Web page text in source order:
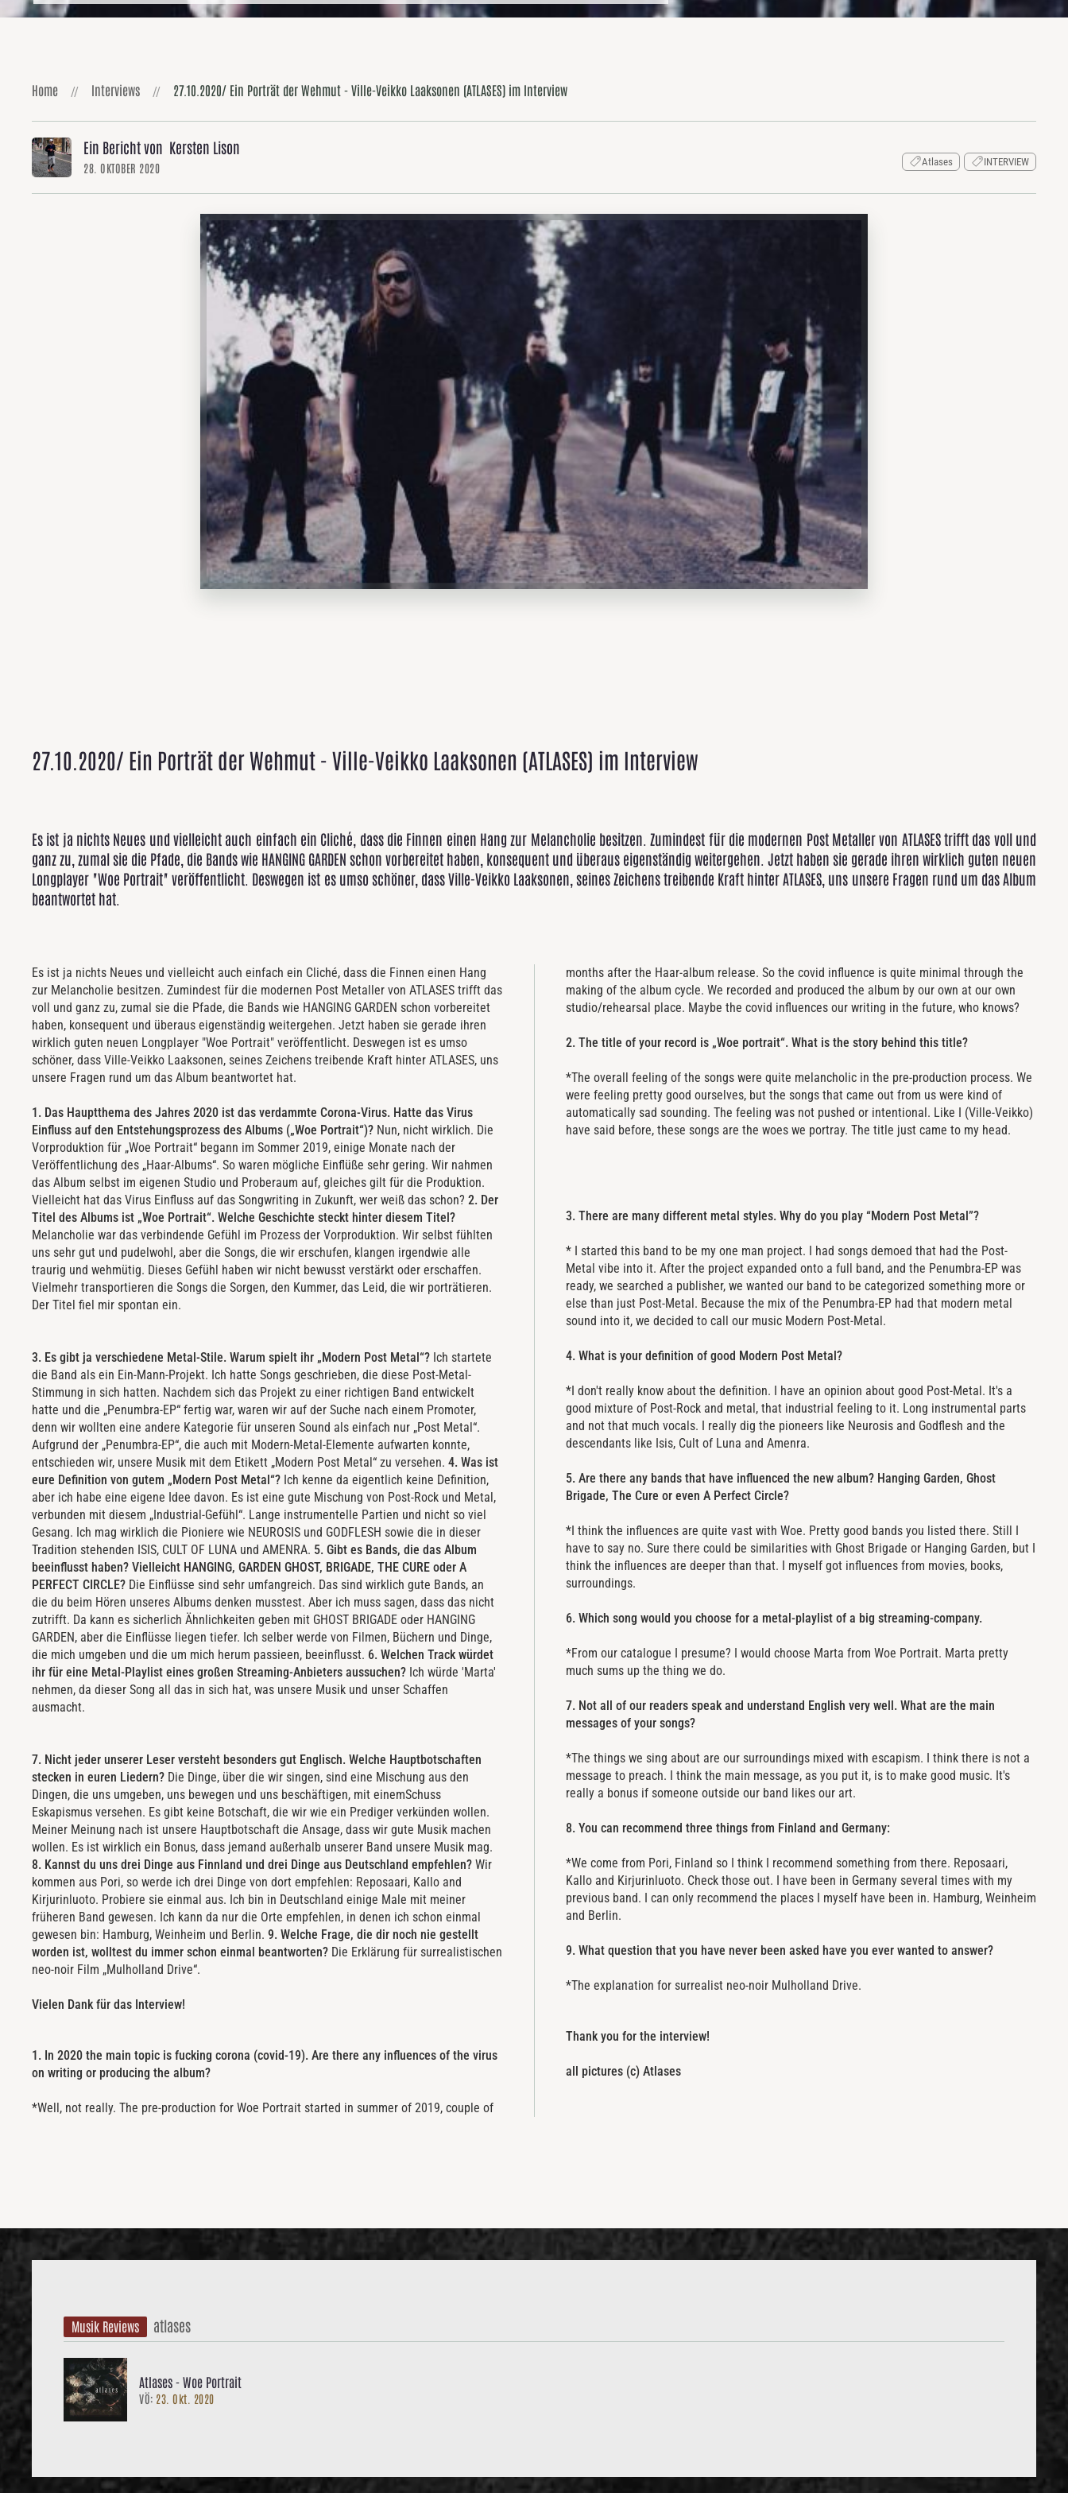
Home Interviews 27.10.2020/ Ein Porträt der Wehmut - Ville-Veikko Laaksonen (ATLASES) im Interview
Ein Bericht von Kersten Lison
28. OKTOBER 2020 Atlases INTERVIEW
27.10.2020/ Ein Porträt der Wehmut - Ville-Veikko Laaksonen (ATLASES) im Interview
Es ist ja nichts Neues und vielleicht auch einfach ein Cliché, dass die Finnen einen Hang zur Melancholie besitzen. Zumindest für die modernen Post Metaller von ATLASES trifft das voll und
ganz zu, zumal sie die Pfade, die Bands wie HANGING GARDEN schon vorbereitet haben, konsequent und überaus eigenständig weitergehen. Jetzt haben sie gerade ihren wirklich guten neuen
Longplayer "Woe Portrait" veröffentlicht. Deswegen ist es umso schöner, dass Ville-Veikko Laaksonen, seines Zeichens treibende Kraft hinter ATLASES, uns unsere Fragen rund um das Album
beantwortet hat.
Es ist ja nichts Neues und vielleicht auch einfach ein Cliché, dass die Finnen einen Hang
zur Melancholie besitzen. Zumindest für die modernen Post Metaller von ATLASES trifft das
voll und ganz zu, zumal sie die Pfade, die Bands wie HANGING GARDEN schon vorbereitet
haben, konsequent und überaus eigenständig weitergehen. Jetzt haben sie gerade ihren
wirklich guten neuen Longplayer "Woe Portrait" veröffentlicht. Deswegen ist es umso
schöner, dass Ville-Veikko Laaksonen, seines Zeichens treibende Kraft hinter ATLASES, uns
unsere Fragen rund um das Album beantwortet hat.
1. Das Hauptthema des Jahres 2020 ist das verdammte Corona-Virus. Hatte das Virus
Einfluss auf den Entstehungsprozess des Albums („Woe Portrait“)? Nun, nicht wirklich. Die
Vorproduktion für „Woe Portrait“ begann im Sommer 2019, einige Monate nach der
Veröffentlichung des „Haar-Albums“. So waren mögliche Einflüße sehr gering. Wir nahmen
das Album selbst im eigenen Studio und Proberaum auf, gleiches gilt für die Produktion.
Vielleicht hat das Virus Einfluss auf das Songwriting in Zukunft, wer weiß das schon? 2. Der
Titel des Albums ist „Woe Portrait“. Welche Geschichte steckt hinter diesem Titel?
Melancholie war das verbindende Gefühl im Prozess der Vorproduktion. Wir selbst fühlten
uns sehr gut und pudelwohl, aber die Songs, die wir erschufen, klangen irgendwie alle
traurig und wehmütig. Dieses Gefühl haben wir nicht bewusst verstärkt oder erschaffen.
Vielmehr transportieren die Songs die Sorgen, den Kummer, das Leid, die wir porträtieren.
Der Titel fiel mir spontan ein.
3. Es gibt ja verschiedene Metal-Stile. Warum spielt ihr „Modern Post Metal“? Ich startete
die Band als ein Ein-Mann-Projekt. Ich hatte Songs geschrieben, die diese Post-Metal-
Stimmung in sich hatten. Nachdem sich das Projekt zu einer richtigen Band entwickelt
hatte und die „Penumbra-EP“ fertig war, waren wir auf der Suche nach einem Promoter,
denn wir wollten eine andere Kategorie für unseren Sound als einfach nur „Post Metal“.
Aufgrund der „Penumbra-EP“, die auch mit Modern-Metal-Elemente aufwarten konnte,
entschieden wir, unsere Musik mit dem Etikett „Modern Post Metal“ zu versehen. 4. Was ist
eure Definition von gutem „Modern Post Metal“? Ich kenne da eigentlich keine Definition,
aber ich habe eine eigene Idee davon. Es ist eine gute Mischung von Post-Rock und Metal,
verbunden mit diesem „Industrial-Gefühl“. Lange instrumentelle Partien und nicht so viel
Gesang. Ich mag wirklich die Pioniere wie NEUROSIS und GODFLESH sowie die in dieser
Tradition stehenden ISIS, CULT OF LUNA und AMENRA. 5. Gibt es Bands, die das Album
beeinflusst haben? Vielleicht HANGING, GARDEN GHOST, BRIGADE, THE CURE oder A
PERFECT CIRCLE? Die Einflüsse sind sehr umfangreich. Das sind wirklich gute Bands, an
die du beim Hören unseres Albums denken musstest. Aber ich muss sagen, dass das nicht
zutrifft. Da kann es sicherlich Ähnlichkeiten geben mit GHOST BRIGADE oder HANGING
GARDEN, aber die Einflüsse liegen tiefer. Ich selber werde von Filmen, Büchern und Dinge,
die mich umgeben und die um mich herum passieen, beeinflusst. 6. Welchen Track würdet
ihr für eine Metal-Playlist eines großen Streaming-Anbieters aussuchen? Ich würde 'Marta'
nehmen, da dieser Song all das in sich hat, was unsere Musik und unser Schaffen
ausmacht.
7. Nicht jeder unserer Leser versteht besonders gut Englisch. Welche Hauptbotschaften
stecken in euren Liedern? Die Dinge, über die wir singen, sind eine Mischung aus den
Dingen, die uns umgeben, uns bewegen und uns beschäftigen, mit einemSchuss
Eskapismus versehen. Es gibt keine Botschaft, die wir wie ein Prediger verkünden wollen.
Meiner Meinung nach ist unsere Hauptbotschaft die Ansage, dass wir gute Musik machen
wollen. Es ist wirklich ein Bonus, dass jemand außerhalb unserer Band unsere Musik mag.
8. Kannst du uns drei Dinge aus Finnland und drei Dinge aus Deutschland empfehlen? Wir
kommen aus Pori, so werde ich drei Dinge von dort empfehlen: Reposaari, Kallo and
Kirjurinluoto. Probiere sie einmal aus. Ich bin in Deutschland einige Male mit meiner
früheren Band gewesen. Ich kann da nur die Orte empfehlen, in denen ich schon einmal
gewesen bin: Hamburg, Weinheim und Berlin. 9. Welche Frage, die dir noch nie gestellt
worden ist, wolltest du immer schon einmal beantworten? Die Erklärung für surrealistischen
neo-noir Film „Mulholland Drive“.
Vielen Dank für das Interview!
1. In 2020 the main topic is fucking corona (covid-19). Are there any influences of the virus
on writing or producing the album?
*Well, not really. The pre-production for Woe Portrait started in summer of 2019, couple of
months after the Haar-album release. So the covid influence is quite minimal through the
making of the album cycle. We recorded and produced the album by our own at our own
studio/rehearsal place. Maybe the covid influences our writing in the future, who knows?
2. The title of your record is „Woe portrait“. What is the story behind this title?
*The overall feeling of the songs were quite melancholic in the pre-production process. We
were feeling pretty good ourselves, but the songs that came out from us were kind of
automatically sad sounding. The feeling was not pushed or intentional. Like I (Ville-Veikko)
have said before, these songs are the woes we portray. The title just came to my head.
3. There are many different metal styles. Why do you play “Modern Post Metal”?
* I started this band to be my one man project. I had songs demoed that had the Post-
Metal vibe into it. After the project expanded onto a full band, and the Penumbra-EP was
ready, we searched a publisher, we wanted our band to be categorized something more or
else than just Post-Metal. Because the mix of the Penumbra-EP had that modern metal
sound into it, we decided to call our music Modern Post-Metal.
4. What is your definition of good Modern Post Metal?
*I don't really know about the definition. I have an opinion about good Post-Metal. It's a
good mixture of Post-Rock and metal, that industrial feeling to it. Long instrumental parts
and not that much vocals. I really dig the pioneers like Neurosis and Godflesh and the
descendants like Isis, Cult of Luna and Amenra.
5. Are there any bands that have influenced the new album? Hanging Garden, Ghost
Brigade, The Cure or even A Perfect Circle?
*I think the influences are quite vast with Woe. Pretty good bands you listed there. Still I
have to say no. Sure there could be similarities with Ghost Brigade or Hanging Garden, but I
think the influences are deeper than that. I myself got influences from movies, books,
surroundings.
6. Which song would you choose for a metal-playlist of a big streaming-company.
*From our catalogue I presume? I would choose Marta from Woe Portrait. Marta pretty
much sums up the thing we do.
7. Not all of our readers speak and understand English very well. What are the main
messages of your songs?
*The things we sing about are our surroundings mixed with escapism. I think there is not a
message to preach. I think the main message, as you put it, is to make good music. It's
really a bonus if someone outside our band likes our art.
8. You can recommend three things from Finland and Germany:
*We come from Pori, Finland so I think I recommend something from there. Reposaari,
Kallo and Kirjurinluoto. Check those out. I have been in Germany several times with my
previous band. I can only recommend the places I myself have been in. Hamburg, Weinheim
and Berlin.
9. What question that you have never been asked have you ever wanted to answer?
*The explanation for surrealist neo-noir Mulholland Drive.
Thank you for the interview!
all pictures (c) Atlases
Musik Reviews atlases
Atlases - Woe Portrait
VÖ: 23. Okt. 2020